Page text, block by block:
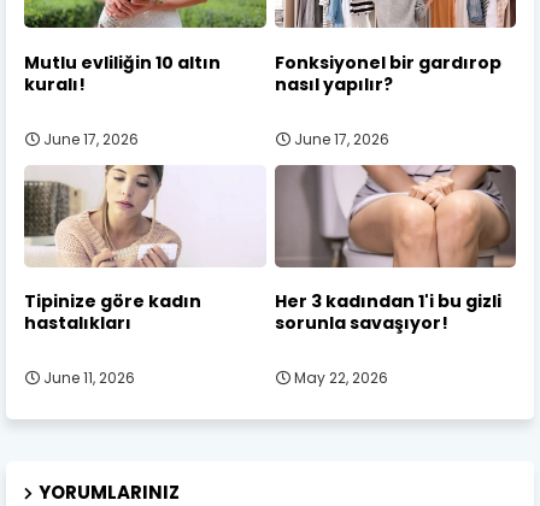
Mutlu evliliğin 10 altın
kuralı!
June 17, 2026
Fonksiyonel bir gardırop
nasıl yapılır?
June 17, 2026
Tipinize göre kadın
hastalıkları
June 11, 2026
Her 3 kadından 1'i bu gizli
sorunla savaşıyor!
May 22, 2026
YORUMLARINIZ